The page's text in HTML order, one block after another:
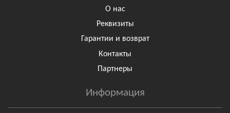
О нас
Реквизиты
Гарантии и возврат
Контакты
Партнеры
Информация